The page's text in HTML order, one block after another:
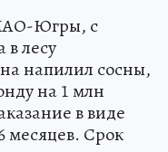
Югры, с
в лесу
напилил сосны,
на 1 млн
в виде
месяцев. Срок